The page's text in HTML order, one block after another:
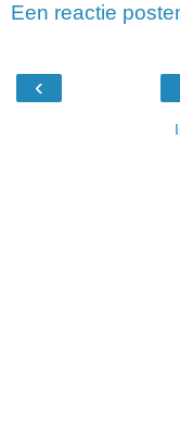
Een reactie
‹